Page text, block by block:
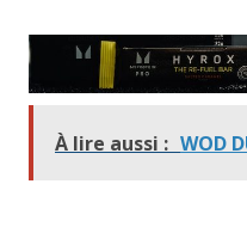
À lire aussi : WOD